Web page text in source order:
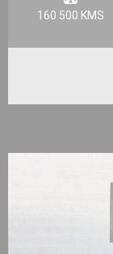
160 500 KMS